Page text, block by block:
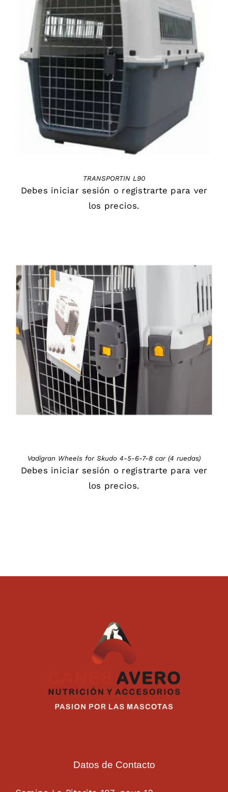
DETAILS
TRANSPORTIN L90
Debes iniciar sesión o registrarte para ver
los precios.
DETAILS
Vadigran Wheels for Skudo 4-5-6-7-8 car (4 ruedas)
Debes iniciar sesión o registrarte para ver
los precios.
Datos de Contacto